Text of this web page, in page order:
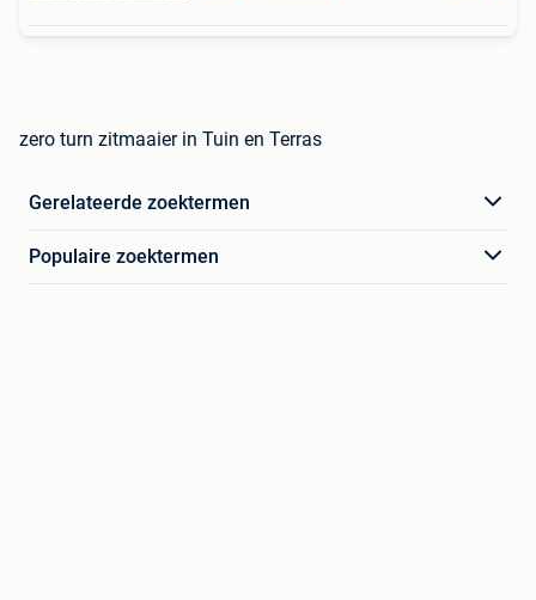
zero turn zitmaaier in Tuin en Terras
Gerelateerde zoektermen
Populaire zoektermen